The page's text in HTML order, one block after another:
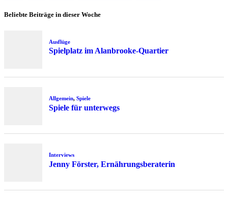
Beliebte Beiträge in dieser Woche
Ausflüge
Spielplatz im Alanbrooke-Quartier
Allgemein, Spiele
Spiele für unterwegs
Interviews
Jenny Förster, Ernährungsberaterin